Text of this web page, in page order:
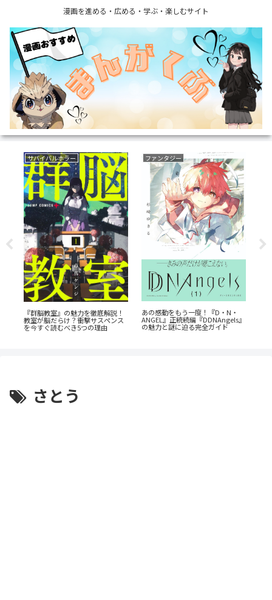
漫画を進める・広める・学ぶ・楽しむサイト
サバイバルホラー
『群脳教室』の魅力を徹底解説！
教室が脳だらけ？衝撃サスペンス
を今すぐ読むべき5つの理由
ファンタジー
あの感動をもう一度！『D・N・
ANGEL』正統続編『DDNAngels』
の魅力と謎に迫る完全ガイド
さとう